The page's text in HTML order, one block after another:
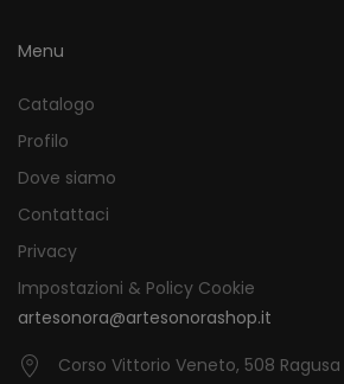
Menu
Catalogo
Profilo
Dove siamo
Contattaci
Privacy
Impostazioni & Policy Cookie
artesonora@artesonorashop.it
Corso Vittorio Veneto, 508